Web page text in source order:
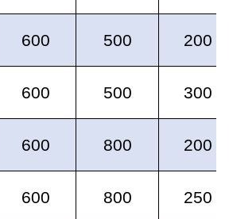
600 500 200
600 500 300
600 800 200
600 800 250